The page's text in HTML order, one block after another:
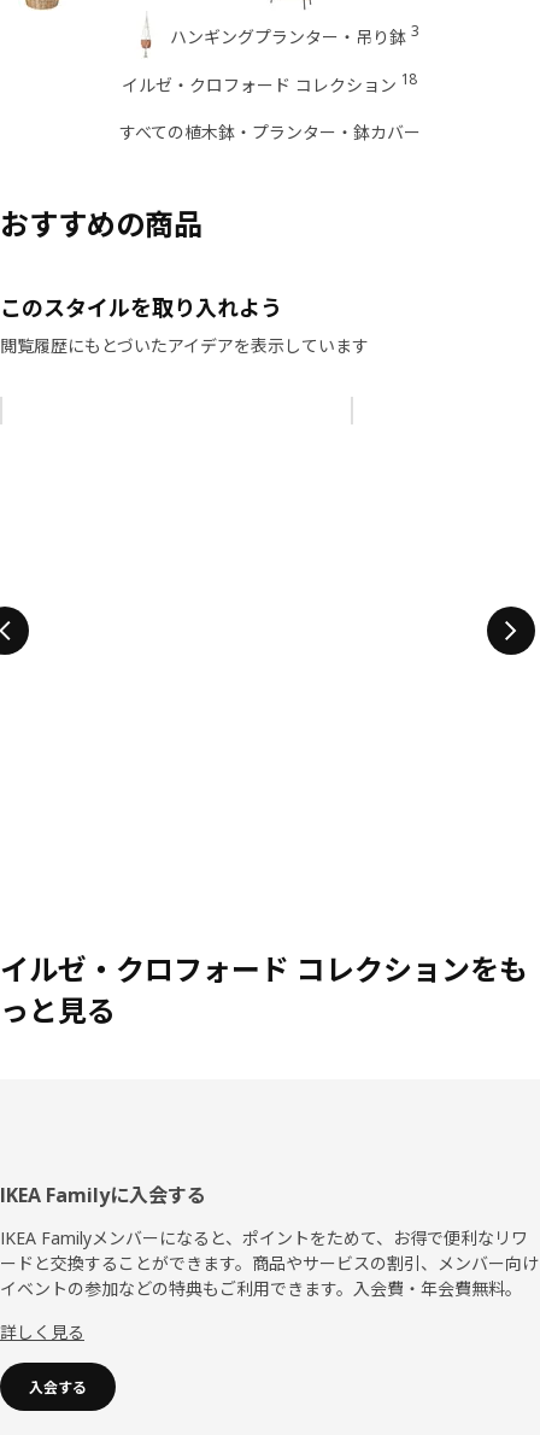
ハンギングプランター・吊り鉢 3
イルゼ・クロフォード コレクション 18
すべての植木鉢・プランター・鉢カバー
おすすめの商品
このスタイルを取り入れよう
閲覧履歴にもとづいたアイデアを表示しています
イルゼ・クロフォード コレクションをも
っと見る
フ
ッ
タ
IKEA Familyに入会する
IKEA Familyメンバーになると、ポイントをためて、お得で便利なリワ
ードと交換することができます。商品やサービスの割引、メンバー向け
イベントの参加などの特典もご利用できます。入会費・年会費無料。
詳しく見る
入会する